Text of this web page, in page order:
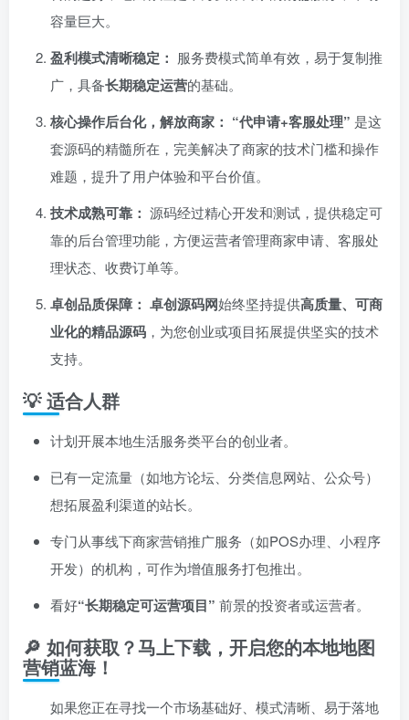
容量巨大。
盈利模式清晰稳定：​ 服务费模式简单有效，易于复制推
广，具备长期稳定运营的基础。
核心操作后台化，解放商家：​ ​“代申请+客服处理”​ 是这
套源码的精髓所在，完美解决了商家的技术门槛和操作
难题，提升了用户体验和平台价值。
技术成熟可靠：​ 源码经过精心开发和测试，提供稳定可
靠的后台管理功能，方便运营者管理商家申请、客服处
理状态、收费订单等。
卓创品质保障：​ 卓创源码网始终坚持提供高质量、可商
业化的精品源码 ，为您创业或项目拓展提供坚实的技术
支持。
💡 适合人群
计划开展本地生活服务类平台的创业者。
已有一定流量（如地方论坛、分类信息网站、公众号）
想拓展盈利渠道的站长。
专门从事线下商家营销推广服务（如POS办理、小程序
开发）的机构，可作为增值服务打包推出。
看好​“长期稳定可运营项目”​ 前景的投资者或运营者。
🔎 如何获取？马上下载，开启您的本地地图
营销蓝海！
如果您正在寻找一个市场基础好、模式清晰、易于落地